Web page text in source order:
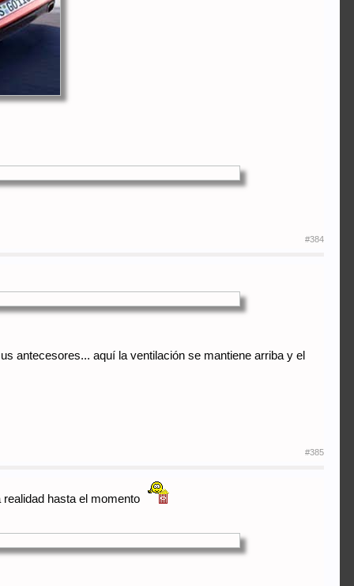
#384
antecesores... aquí la ventilación se mantiene arriba y el
#385
hasta el momento